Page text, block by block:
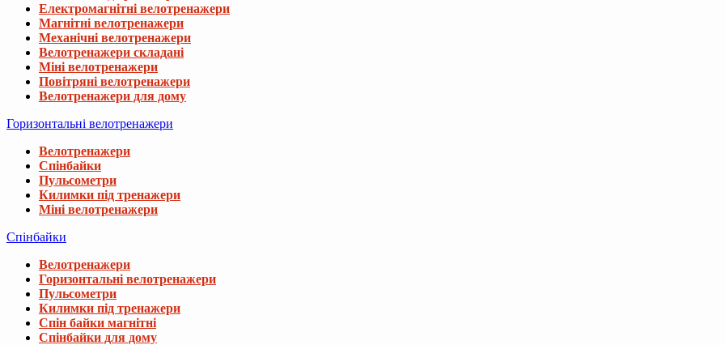
Електромагнітні велотренажери
Магнітні велотренажери
Механічні велотренажери
Велотренажери складані
Міні велотренажери
Повітряні велотренажери
Велотренажери для дому
Горизонтальні велотренажери
Велотренажери
Спінбайки
Пульсометри
Килимки під тренажери
Міні велотренажери
Спінбайки
Велотренажери
Горизонтальні велотренажери
Пульсометри
Килимки під тренажери
Спін байки магнітні
Спінбайки для дому